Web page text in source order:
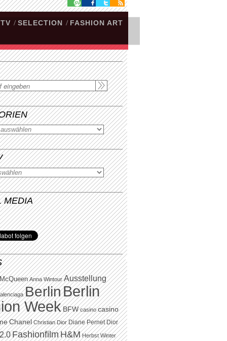
/ SELECTION / FASHION ART
MEDIA
Anna Wintour Ausstellung
BerlinBerlin
WeekBFW casino casino
Chanel Christian Dior Diane Pernet Dior
FashionfilmH&M Herbst Winter